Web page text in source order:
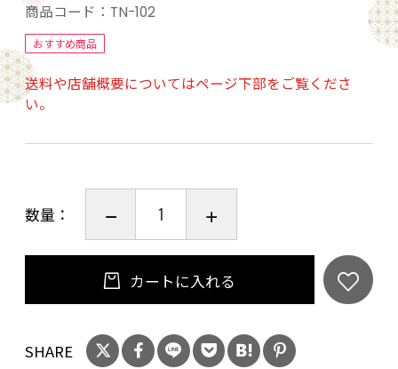
画像は商品の色には出来るだけ近い色になるよ
うにつとめておりますが、
お使いのモニター環境によって異なる場合がご
ざいます。
あらかじめ御了承くださいませ。
この金額での販売は現状在庫分のみです。
商品コード： TN-102
おすすめ商品
送料や店舗概要についてはページ下部をご覧くださ
い。
数量：
カートに入れる
SHARE